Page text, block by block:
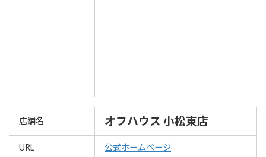
店舗名 オフハウス 小松東店
URL 公式ホームページ